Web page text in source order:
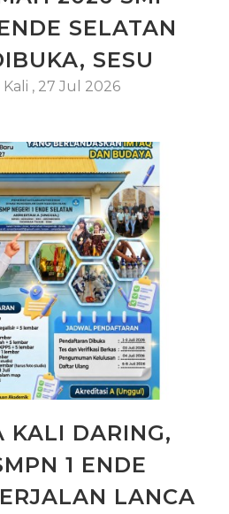
SELATAN
SESU
, 27 Jul 2026
KALI DARING,
1 ENDE
LANCA